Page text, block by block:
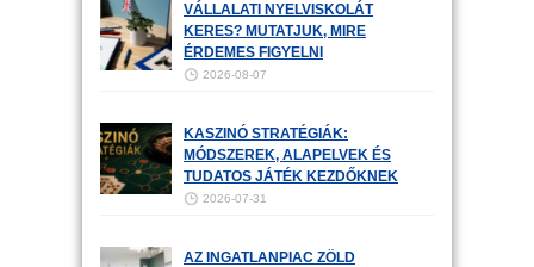
VÁLLALATI NYELVISKOLÁT
KERES? MUTATJUK, MIRE
ÉRDEMES FIGYELNI
2026-08-07
KASZINÓ STRATÉGIÁK:
MÓDSZEREK, ALAPELVEK ÉS
TUDATOS JÁTÉK KEZDŐKNEK
2026-07-31
AZ INGATLANPIAC ZÖLD